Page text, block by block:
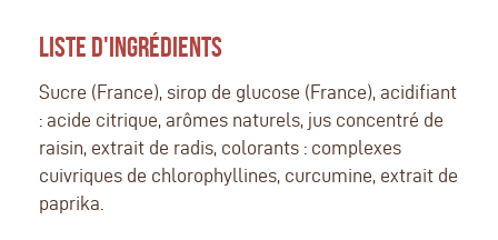
LISTE D'INGRÉDIENTS
Sucre (France), sirop de glucose (France), acidifiant
: acide citrique, arômes naturels, jus concentré de
raisin, extrait de radis, colorants : complexes
cuivriques de chlorophyllines, curcumine, extrait de
paprika.